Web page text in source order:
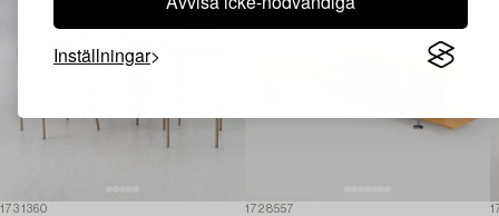
Inställningar
1731360 1728557